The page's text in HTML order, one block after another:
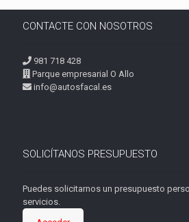
CONTACTE CON NOSOTROS
981 718 428
Parque empresarial O Allo
info@autosfacal.es
SOLICÍTANOS PRESUPUESTO
Puedes solicitarnos un presupuesto
servicios.